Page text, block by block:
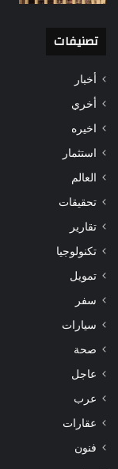
تصنيفات
أخبار
أخري
اخيره
استثمار
العالم
تحقيقات
تقارير
تكنولوجيا
تمويل
سفر
سيارات
صحة
عاجل
عرب
عقارات
فنون